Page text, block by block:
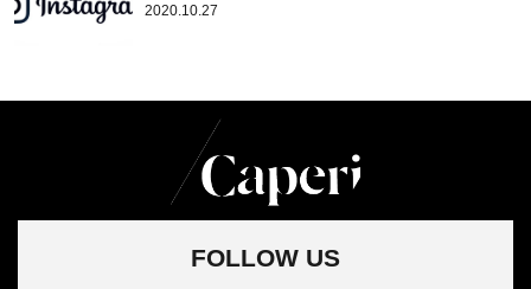
2020.10.27
FOLLOW US